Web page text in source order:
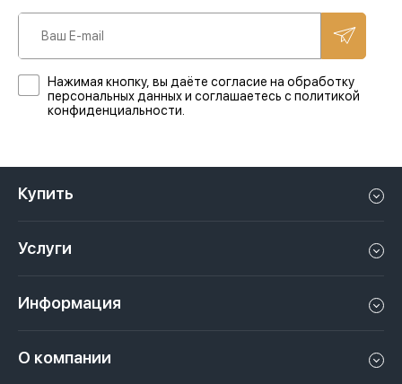
Нажимая кнопку, вы даёте согласие на обработку
персональных данных и соглашаетесь с политикой
конфиденциальности.
Купить
Апартаменты в Дубае
Пентхаус в Дубае
Услуги
Сдать недвижимость в Дубае, ОАЭ
Информация
О компании